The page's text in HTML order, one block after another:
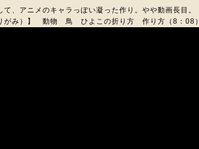
て、アニメのキャラっぽい凝った作り。やや動画長目。
りがみ）】 動物 鳥 ひよこの折り方 作り方（8：08）